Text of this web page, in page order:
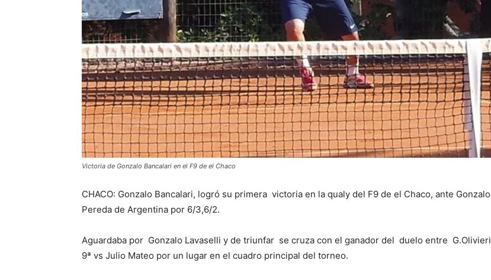
Victoria de Gonzalo Bancalari en el F9 de el Chaco
CHACO: Gonzalo Bancalari, logró su primera victoria en la qualy del F9 de el Chaco, ante Gonzalo
Pereda de Argentina por 6/3,6/2.
Aguardaba por Gonzalo Lavaselli y de triunfar se cruza con el ganador del duelo entre G.Olivieri
9ª vs Julio Mateo por un lugar en el cuadro principal del torneo.